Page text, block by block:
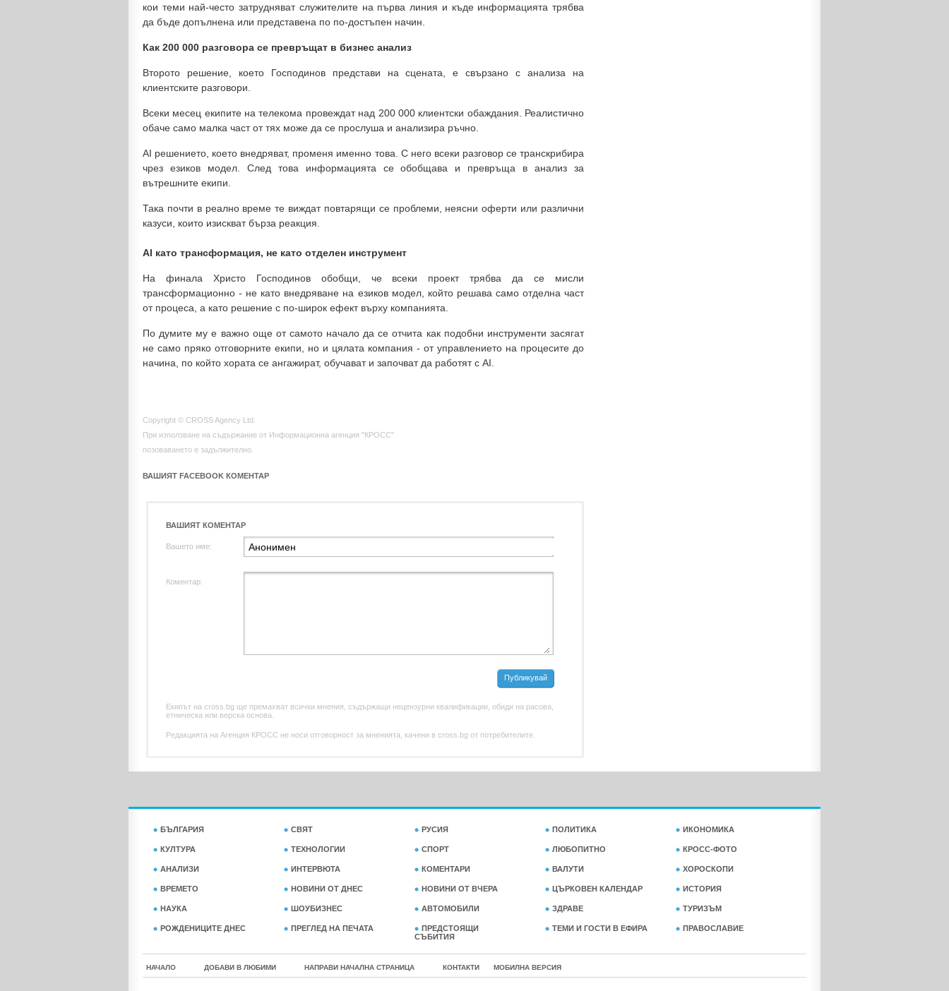
кои теми най-често затрудняват служителите на първа линия и къде информацията трябва
да бъде допълнена или представена по по-достъпен начин.
Как 200 000 разговора се превръщат в бизнес анализ
Второто решение, което Господинов представи на сцената, е свързано с анализа на
клиентските разговори.
Всеки месец екипите на телекома провеждат над 200 000 клиентски обаждания. Реалистично
обаче само малка част от тях може да се прослуша и анализира ръчно.
AI решението, което внедряват, променя именно това. С него всеки разговор се транскрибира
чрез езиков модел. След това информацията се обобщава и превръща в анализ за
вътрешните екипи.
Така почти в реално време те виждат повтарящи се проблеми, неясни оферти или различни
казуси, които изискват бърза реакция.
AI като трансформация, не като отделен инструмент
На финала Христо Господинов обобщи, че всеки проект трябва да се мисли
трансформационно - не като внедряване на езиков модел, който решава само отделна част
от процеса, а като решение с по-широк ефект върху компанията.
По думите му е важно още от самото начало да се отчита как подобни инструменти засягат
не само пряко отговорните екипи, но и цялата компания - от управлението на процесите до
начина, по който хората се ангажират, обучават и започват да работят с AI.
Copyright © CROSS Agency Ltd.
При използване на съдържание от Информационна агенция "КРОСС"
позоваването е задължително.
ВАШИЯТ FACEBOOK КОМЕНТАР
ВАШИЯТ КОМЕНТАР
Вашето име:
Коментар:
Публикувай
Екипът на cross.bg ще премахват всички мнения, съдържащи нецензурни квалификации, обиди на расова,
етническа или верска основа.
Редакцията на Агенция КРОСС не носи отговорност за мненията, качени в cross.bg от потребителите.
БЪЛГАРИЯ СВЯТ РУСИЯ ПОЛИТИКА ИКОНОМИКА
КУЛТУРА ТЕХНОЛОГИИ СПОРТ ЛЮБОПИТНО КРОСС-ФОТО
АНАЛИЗИ ИНТЕРВЮТА КОМЕНТАРИ ВАЛУТИ ХОРОСКОПИ
ВРЕМЕТО НОВИНИ ОТ ДНЕС НОВИНИ ОТ ВЧЕРА ЦЪРКОВЕН КАЛЕНДАР ИСТОРИЯ
НАУКА ШОУБИЗНЕС АВТОМОБИЛИ ЗДРАВЕ ТУРИЗЪМ
РОЖДЕНИЦИТЕ ДНЕС ПРЕГЛЕД НА ПЕЧАТА
ПРЕДСТОЯЩИ
СЪБИТИЯ
ТЕМИ И ГОСТИ В ЕФИРА ПРАВОСЛАВИЕ
НАЧАЛО ДОБАВИ В ЛЮБИМИ НАПРАВИ НАЧАЛНА СТРАНИЦА КОНТАКТИ МОБИЛНА ВЕРСИЯ